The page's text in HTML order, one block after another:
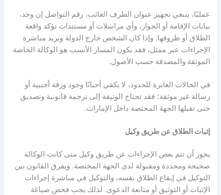
عمليًا، ينبغي تجهيز عنوان الطرف الغائب، رقم التواصل إن وجد،
بيانات الإقامة أو الجواز، وأي مراسلات أو مستندات تؤكد واقعة
الطلاق أو ظروفها. وإذا كان الشخص خارج الدولة ويريد مباشرة
الإجراءات عبر ممثل، فقد يكون المسار الأنسب هو الوكالة الخاصة
الموثقة والمصدقة حسب الأصول.
في الحالات العابرة للحدود، لا يكفي أحيانًا وجود ورقة أجنبية أو
رسالة غير موثقة؛ فقد تحتاج الوثيقة إلى ترجمة قانونية وتصديق
حتى تقبلها الجهة المختصة داخل الإمارات.
إثبات الطلاق عن طريق وكيل
يجوز أن تتم بعض الإجراءات عن طريق وكيل متى كانت الوكالة
صحيحة ومحددة ومقبولة لدى الجهة المختصة. ويفرق القانون بين
التوكيل في إيقاع الطلاق نفسه، والتوكيل في مباشرة إجراءات
الإثبات أو التوثيق أو متابعة الدعوى. لذلك يجب فحص صياغة